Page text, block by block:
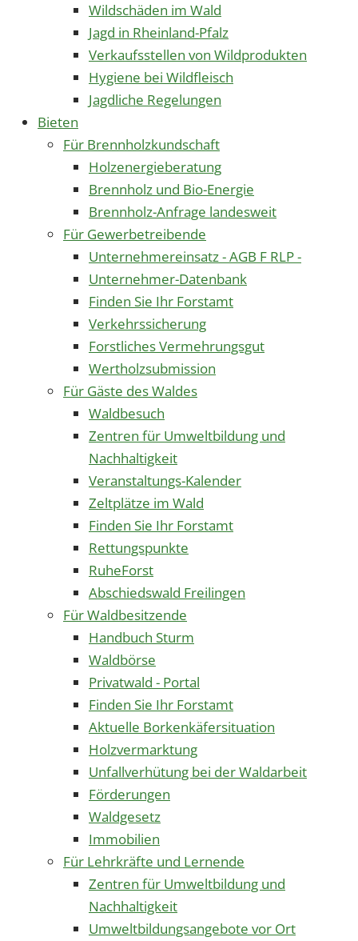
Wildschäden im Wald
Jagd in Rheinland-Pfalz
Verkaufsstellen von Wildprodukten
Hygiene bei Wildfleisch
Jagdliche Regelungen
Bieten
Für Brennholzkundschaft
Holzenergieberatung
Brennholz und Bio-Energie
Brennholz-Anfrage landesweit
Für Gewerbetreibende
Unternehmereinsatz - AGB F RLP -
Unternehmer-Datenbank
Finden Sie Ihr Forstamt
Verkehrssicherung
Forstliches Vermehrungsgut
Wertholzsubmission
Für Gäste des Waldes
Waldbesuch
Zentren für Umweltbildung und
Nachhaltigkeit
Veranstaltungs-Kalender
Zeltplätze im Wald
Finden Sie Ihr Forstamt
Rettungspunkte
RuheForst
Abschiedswald Freilingen
Für Waldbesitzende
Handbuch Sturm
Waldbörse
Privatwald - Portal
Finden Sie Ihr Forstamt
Aktuelle Borkenkäfersituation
Holzvermarktung
Unfallverhütung bei der Waldarbeit
Förderungen
Waldgesetz
Immobilien
Für Lehrkräfte und Lernende
Zentren für Umweltbildung und
Nachhaltigkeit
Umweltbildungsangebote vor Ort